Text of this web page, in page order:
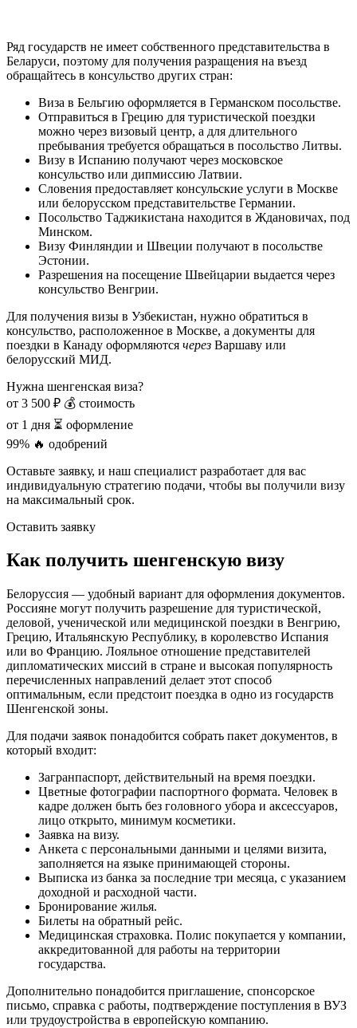
Ряд государств не имеет собственного представительства в
Беларуси, поэтому для получения разращения на въезд
обращайтесь в консульство других стран:
Виза в Бельгию оформляется в Германском посольстве.
Отправиться в Грецию для туристической поездки
можно через визовый центр, а для длительного
пребывания требуется обращаться в посольство Литвы.
Визу в Испанию получают через московское
консульство или дипмиссию Латвии.
Словения предоставляет консульские услуги в Москве
или белорусском представительстве Германии.
Посольство Таджикистана находится в Ждановичах, под
Минском.
Визу Финляндии и Швеции получают в посольстве
Эстонии.
Разрешения на посещение Швейцарии выдается через
консульство Венгрии.
Для получения визы в Узбекистан, нужно обратиться в
консульство, расположенное в Москве, а документы для
поездки в Канаду оформляются через Варшаву или
белорусский МИД.
Нужна шенгенская виза?
от 3 500 ₽ 💰 стоимость
от 1 дня ⏳ оформление
99% 🔥 одобрений
Оставьте заявку, и наш специалист разработает для вас
индивидуальную стратегию подачи, чтобы вы получили визу
на максимальный срок.
Оставить заявку
Как получить шенгенскую визу
Белоруссия — удобный вариант для оформления документов.
Россияне могут получить разрешение для туристической,
деловой, ученической или медицинской поездки в Венгрию,
Грецию, Итальянскую Республику, в королевство Испания
или во Францию. Лояльное отношение представителей
дипломатических миссий в стране и высокая популярность
перечисленных направлений делает этот способ
оптимальным, если предстоит поездка в одно из государств
Шенгенской зоны.
Для подачи заявок понадобится собрать пакет документов, в
который входит:
Загранпаспорт, действительный на время поездки.
Цветные фотографии паспортного формата. Человек в
кадре должен быть без головного убора и аксессуаров,
лицо открыто, минимум косметики.
Заявка на визу.
Анкета с персональными данными и целями визита,
заполняется на языке принимающей стороны.
Выписка из банка за последние три месяца, с указанием
доходной и расходной части.
Бронирование жилья.
Билеты на обратный рейс.
Медицинская страховка. Полис покупается у компании,
аккредитованной для работы на территории
государства.
Дополнительно понадобится приглашение, спонсорское
письмо, справка с работы, подтверждение поступления в ВУЗ
или трудоустройства в европейскую компанию.